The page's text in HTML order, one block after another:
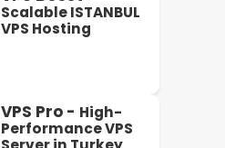
Scalable ISTANBUL
VPS Hosting
VPS Pro - High-
Performance VPS